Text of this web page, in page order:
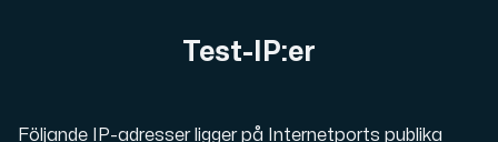
Test-IP:er
Följande IP-adresser ligger på Internetports publika